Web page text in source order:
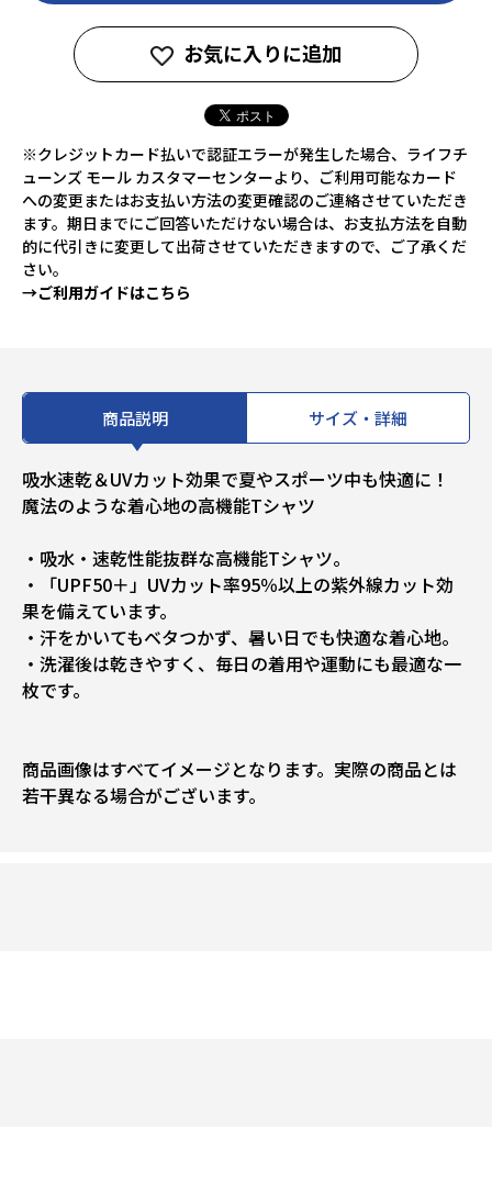
お気に入りに追加
※クレジットカード払いで認証エラーが発生した場合、ライフチ
ューンズ モール カスタマーセンターより、ご利用可能なカード
への変更またはお支払い方法の変更確認のご連絡させていただき
ます。期日までにご回答いただけない場合は、お支払方法を自動
的に代引きに変更して出荷させていただきますので、ご了承くだ
さい。
→ご利用ガイドはこちら
商品説明 サイズ・詳細
吸水速乾＆UVカット効果で夏やスポーツ中も快適に！
魔法のような着心地の高機能Tシャツ
・吸水・速乾性能抜群な高機能Tシャツ。
・「UPF50＋」UVカット率95％以上の紫外線カット効
果を備えています。
・汗をかいてもベタつかず、暑い日でも快適な着心地。
・洗濯後は乾きやすく、毎日の着用や運動にも最適な一
枚です。
商品画像はすべてイメージとなります。実際の商品とは
若干異なる場合がございます。